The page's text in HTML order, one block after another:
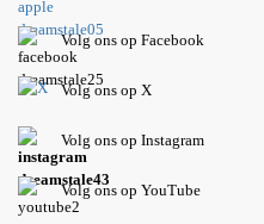
Volg ons op Facebook
Volg ons op X
Volg ons op Instagram
Volgons op YouTube